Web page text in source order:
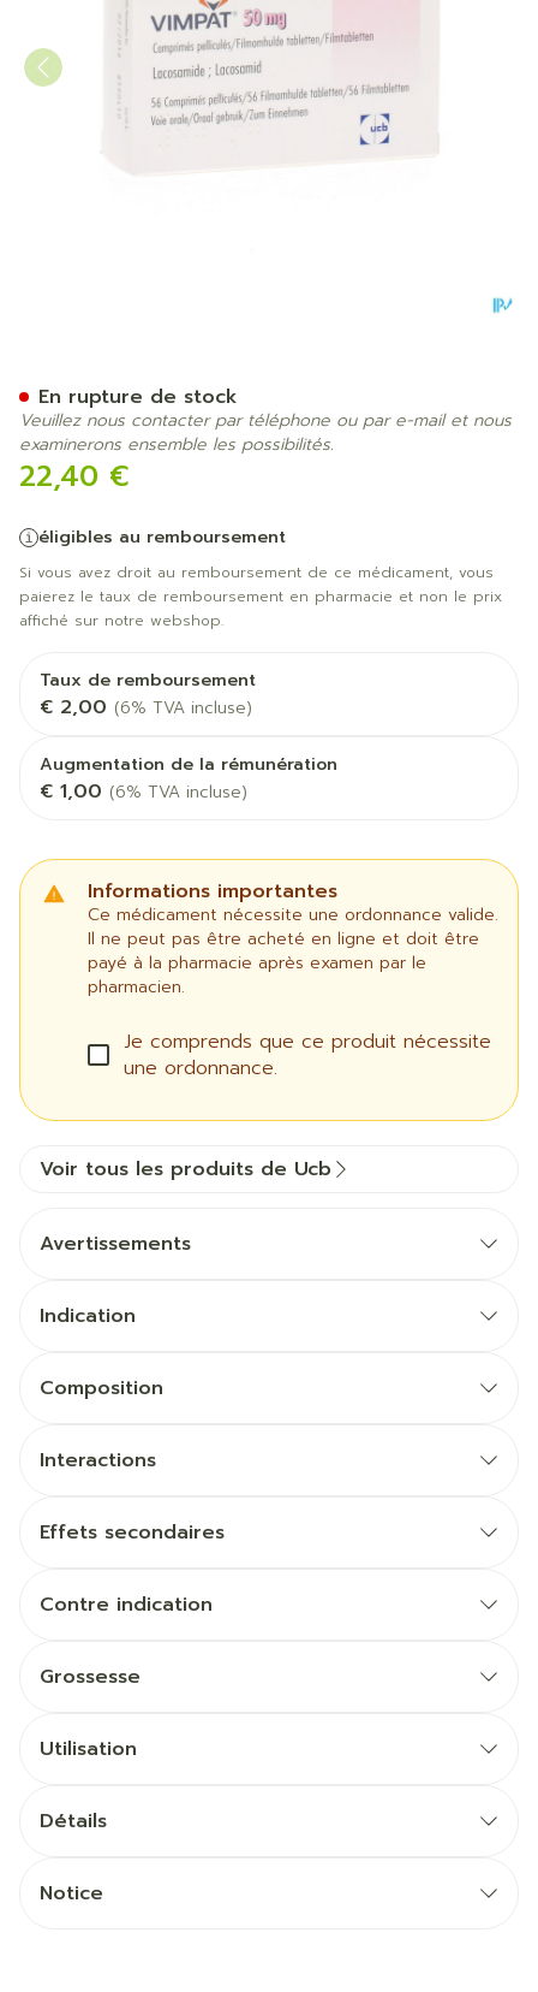
22,40 €
éligibles au remboursement
Si vous avez droit au remboursement de ce médicament, vous
paierez le taux de remboursement en pharmacie et non le prix
affiché sur notre webshop.
Taux de remboursement
€ 2,00 (6% TVA incluse)
Augmentation de la rémunération
€ 1,00 (6% TVA incluse)
Informations importantes
Ce médicament nécessite une ordonnance valide.
Il ne peut pas être acheté en ligne et doit être
payé à la pharmacie après examen par le
pharmacien.
Je comprends que ce produit nécessite
une ordonnance.
En rupture de stock
Veuillez nous contacter par téléphone ou par e-mail et nous
examinerons ensemble les possibilités.
Voir tous les produits de Ucb
Avertissements
Indication
Composition
Interactions
Effets secondaires
Contre indication
Grossesse
Utilisation
Détails
Notice